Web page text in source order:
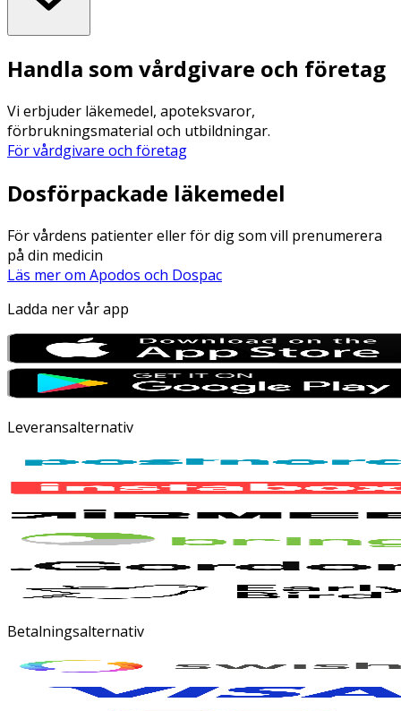
Handla som vårdgivare och företag
Vi erbjuder läkemedel, apoteksvaror,
förbrukningsmaterial och utbildningar.
För vårdgivare och företag
Dosförpackade läkemedel
För vårdens patienter eller för dig som vill prenumerera
på din medicin
Läs mer om Apodos och Dospac
Ladda ner vår app
Leveransalternativ
Betalningsalternativ